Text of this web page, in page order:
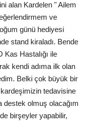
alan Kardelen " Ailem
ve
günü hediyesi
stand kiraladı. Bende
Hastalığı ile
kendi adıma ilk olan
Belki çok büyük bir
tedavisine
destek olmuş olacağım
birşeyler yapabilir,